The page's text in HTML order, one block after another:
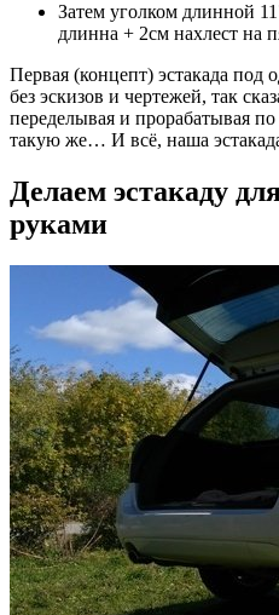
Затем уголком длинной
длинна + 2см нахлест на
Первая (концепт) эстакада под
без эскизов и чертежей, так
переделывая и прорабатывая
такую же… И всё, наша
Делаем эстакаду
руками